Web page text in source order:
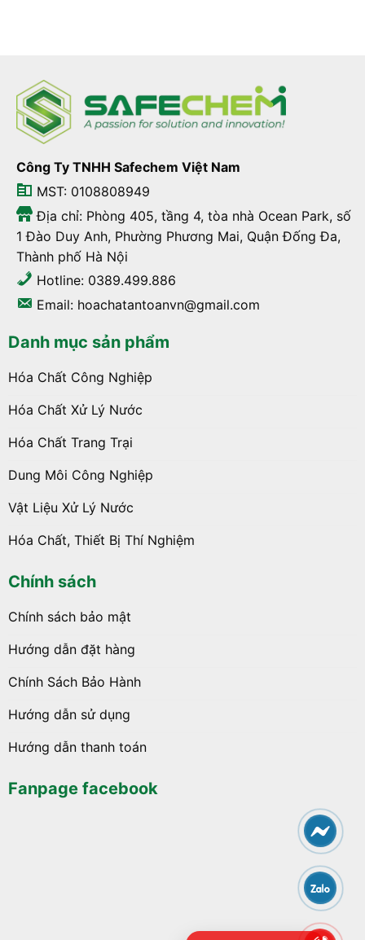
Công Ty TNHH Safechem Việt Nam
MST: 0108808949
Địa chỉ: Phòng 405, tầng 4, tòa nhà Ocean Park, số
1 Đào Duy Anh, Phường Phương Mai, Quận Đống Đa,
Thành phố Hà Nội
Hotline: 0389.499.886
Email: hoachatantoanvn@gmail.com
Danh mục sản phẩm
Hóa Chất Công Nghiệp
Hóa Chất Xử Lý Nước
Hóa Chất Trang Trại
Dung Môi Công Nghiệp
Vật Liệu Xử Lý Nước
Hóa Chất, Thiết Bị Thí Nghiệm
Chính sách
Chính sách bảo mật
Hướng dẫn đặt hàng
Chính Sách Bảo Hành
Hướng dẫn sử dụng
Hướng dẫn thanh toán
Fanpage facebook